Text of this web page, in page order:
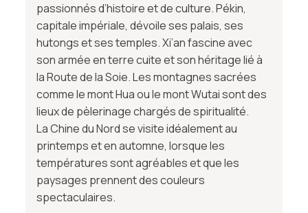
passionnés d’histoire et de culture. Pékin,
capitale impériale, dévoile ses palais, ses
hutongs et ses temples. Xi’an fascine avec
son armée en terre cuite et son héritage lié à
la Route de la Soie. Les montagnes sacrées
comme le mont Hua ou le mont Wutai sont des
lieux de pèlerinage chargés de spiritualité.
La Chine du Nord se visite idéalement au
printemps et en automne, lorsque les
températures sont agréables et que les
paysages prennent des couleurs
spectaculaires.